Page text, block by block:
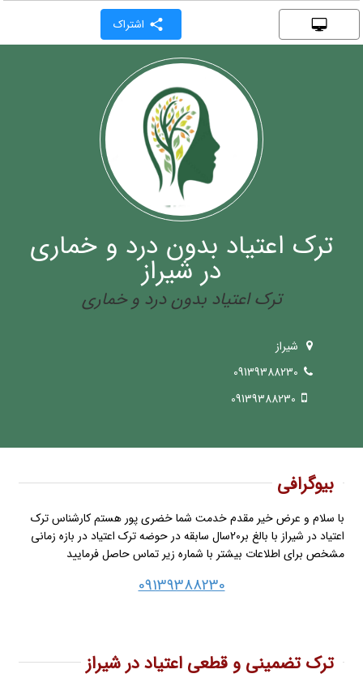
اشتراک
ترک اعتیاد بدون درد و خماری
در شیراز
ترک اعتیاد بدون درد و خماری
شیراز
09139388230
09139388230
بیوگرافی
با سلام و عرض خیر مقدم خدمت شما خضری پور هستم کارشناس ترک
اعتیاد در شیراز با بالغ بر20سال سابقه در حوضه ترک اعتیاد در بازه زمانی
مشخص برای اطلاعات بیشتر با شماره زیر تماس حاصل فرمایید
09139388230
ترک تضمینی و قطعی اعتیاد در شیراز